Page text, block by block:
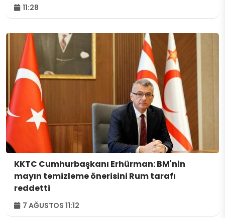
11:28
KKTC Cumhurbaşkanı Erhürman: BM'nin
mayın temizleme önerisini Rum tarafı
reddetti
7 AĞUSTOS 11:12